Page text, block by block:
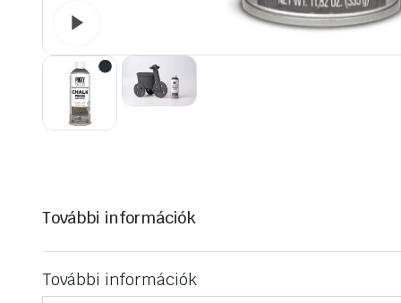
További információk
További információk